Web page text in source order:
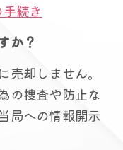
続き
か？
却しません。
の捜査や防止な
局への情報開示